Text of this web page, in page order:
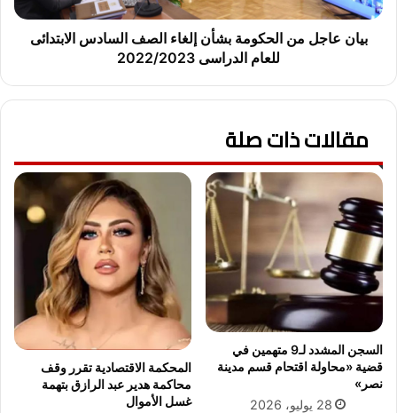
ر
م
ة
ب
ش
أ
ن
إ
ل
غ
ا
ء
ا
ل
ص
بيان عاجل من الحكومة بشأن إلغاء الصف السادس الابتدائى
للعام الدراسى 2022/2023
مقالات ذات صلة
السجن المشدد لـ9 متهمين في
قضية «محاولة اقتحام قسم مدينة
نصر»
28 يوليو، 2026
المحكمة الاقتصادية تقرر وقف
محاكمة هدير عبد الرازق بتهمة
غسل الأموال